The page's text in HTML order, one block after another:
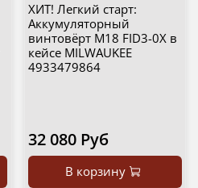
ХИТ! Легкий старт:
Аккумуляторный
винтовёрт M18 FID3-0X в
кейсе MILWAUKEE
4933479864
32 080 Руб
В корзину